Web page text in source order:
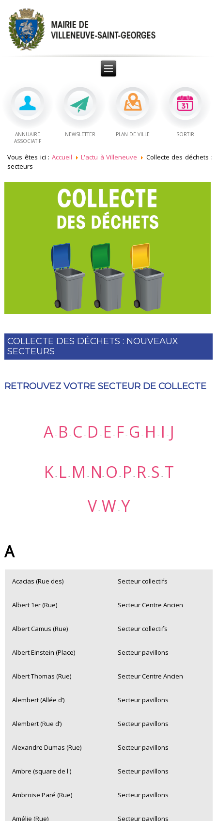
ANNUAIRE
ASSOCIATIF
NEWSLETTER PLAN DE VILLE SORTIR
Vous êtes ici : Accueil L'actu à Villeneuve
Collecte des déchets :
secteurs
COLLECTE DES DÉCHETS : NOUVEAUX
SECTEURS
RETROUVEZ VOTRE SECTEUR DE COLLECTE
A- B - C- D - E - F- G - H - I - J
K- L - M - N- O - P - R - S - T
V-W -Y
A
Acacias (Rue des) Secteur collectifs
Albert 1er (Rue) Secteur Centre Ancien
Albert Camus (Rue) Secteur collectifs
Albert Einstein (Place) Secteur pavillons
Albert Thomas (Rue) Secteur Centre Ancien
Alembert (Allée d’) Secteur pavillons
Alembert (Rue d’) Secteur pavillons
Alexandre Dumas (Rue) Secteur pavillons
Ambre (square de l') Secteur pavillons
Ambroise Paré (Rue) Secteur pavillons
Amélie (Rue) Secteur pavillons